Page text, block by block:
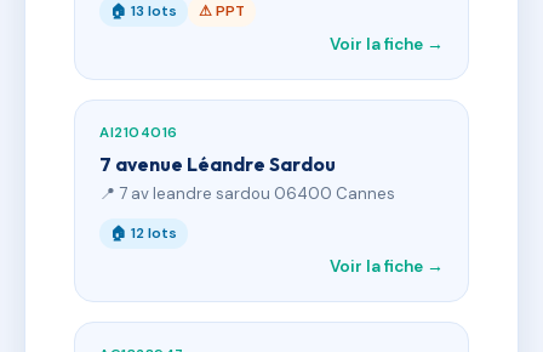
🏠 13 lots ⚠ PPT
Voir la fiche →
AI2104016
7 avenue Léandre Sardou
📍 7 av leandre sardou 06400 Cannes
🏠 12 lots
Voir la fiche →